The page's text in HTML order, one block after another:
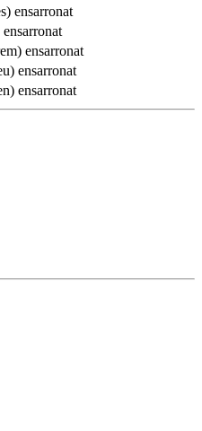
ensarronat
ensarronat
ensarronat
ensarronat
ensarronat